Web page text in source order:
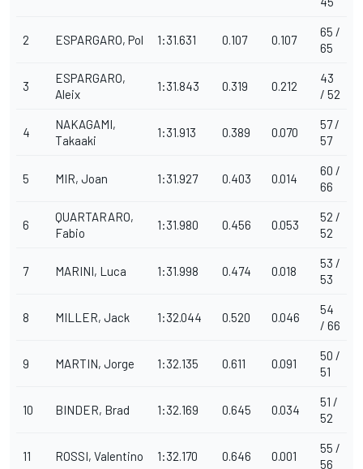
2 ESPARGARO, Pol 1:31.631 0.107 0.107
65 /
65
3
ESPARGARO,
Aleix
1:31.843 0.319 0.212
43
/ 52
4
NAKAGAMI,
Takaaki
1:31.913 0.389 0.070
57 /
57
5 MIR, Joan 1:31.927 0.403 0.014
60 /
66
6
QUARTARARO,
Fabio
1:31.980 0.456 0.053
52 /
52
7 MARINI, Luca 1:31.998 0.474 0.018
53 /
53
8 MILLER, Jack 1:32.044 0.520 0.046
54
/ 66
9 MARTIN, Jorge 1:32.135 0.611 0.091
50 /
51
10 BINDER, Brad 1:32.169 0.645 0.034
51 /
52
11 ROSSI, Valentino 1:32.170 0.646 0.001
55 /
56